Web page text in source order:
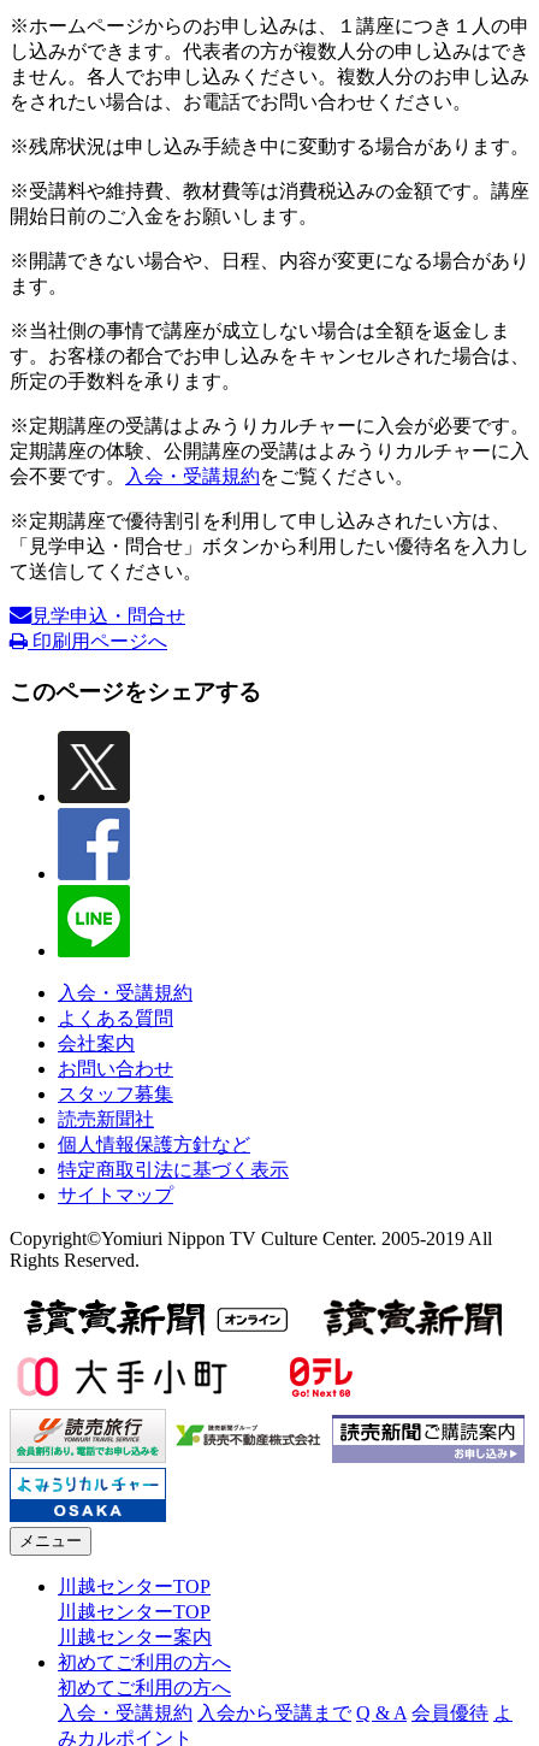
※ホームページからのお申し込みは、１講座につき１人の申
し込みができます。代表者の方が複数人分の申し込みはでき
ません。各人でお申し込みください。複数人分のお申し込み
をされたい場合は、お電話でお問い合わせください。
※残席状況は申し込み手続き中に変動する場合があります。
※受講料や維持費、教材費等は消費税込みの金額です。講座
開始日前のご入金をお願いします。
※開講できない場合や、日程、内容が変更になる場合があり
ます。
※当社側の事情で講座が成立しない場合は全額を返金しま
す。お客様の都合でお申し込みをキャンセルされた場合は、
所定の手数料を承ります。
※定期講座の受講はよみうりカルチャーに入会が必要です。
定期講座の体験、公開講座の受講はよみうりカルチャーに入
会不要です。
入会・受講規約をご覧ください。
※定期講座で優待割引を利用して申し込みされたい方は、
「見学申込・問合せ」ボタンから利用したい優待名を入力し
て送信してください。
見学申込・問合せ
印刷用ページへ
このページをシェアする
入会・受講規約
よくある質問
会社案内
お問い合わせ
スタッフ募集
読売新聞社
個人情報保護方針など
特定商取引法に基づく表示
サイトマップ
Copyright©Yomiuri Nippon TV Culture Center. 2005-2019 All
Rights Reserved.
メニュー
川越センターTOP
川越センターTOP
川越センター案内
初めてご利用の方へ
初めてご利用の方へ
入会・受講規約 入会から受講まで Q & A 会員優待 よ
みカルポイント